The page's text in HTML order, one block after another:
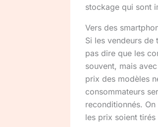
stockage qui sont
Vers des
Si les vendeurs de
pas dire que les
souvent, mais
prix des modèles
consommateurs
reconditionnés.
les prix soient tirés